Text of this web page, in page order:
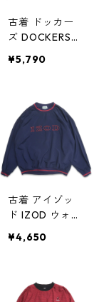
古着 ドッカー
ズ DOCKERS
プ ジップアッ
ビー 表記：XL
gd409041n
w60409
¥5,790
古着 アイゾッ
ド IZOD ウォー
ット プルオー
ネイビー 表
¥4,650